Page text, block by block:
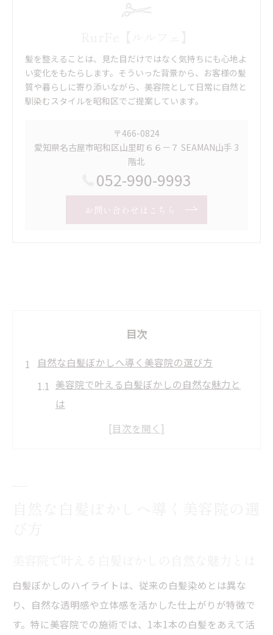
髪を整えることは、見た目だけではなく気持ちにも心地よ
い変化をもたらします。そういった背景から、お客様の髪
質や暮らしに寄り添いながら、美容院として日常に自然と
馴染むスタイルを昭和区でご提案しています。
〒466-0824
愛知県名古屋市昭和区山里町６６－７ SEAMAN山手 3
階北
052-990-9993
お問い合わせはこちら
目次
自然な白髪ぼかしへ導く美容院の選び方
美容院で叶える白髪ぼかしの自然な魅力と
は
昭和区の美容院選びで重視したいポイント
美容院で人気のハイライト新定番を解説
自然な立体感を作る美容院ハイライト技術
白髪ぼかしのハイライトは、従来の白髪染めとは異な
り、自然な透明感や立体感を活かした仕上がりが特徴で
す。特に美容院での施術では、1本1本の白髪をあえて活